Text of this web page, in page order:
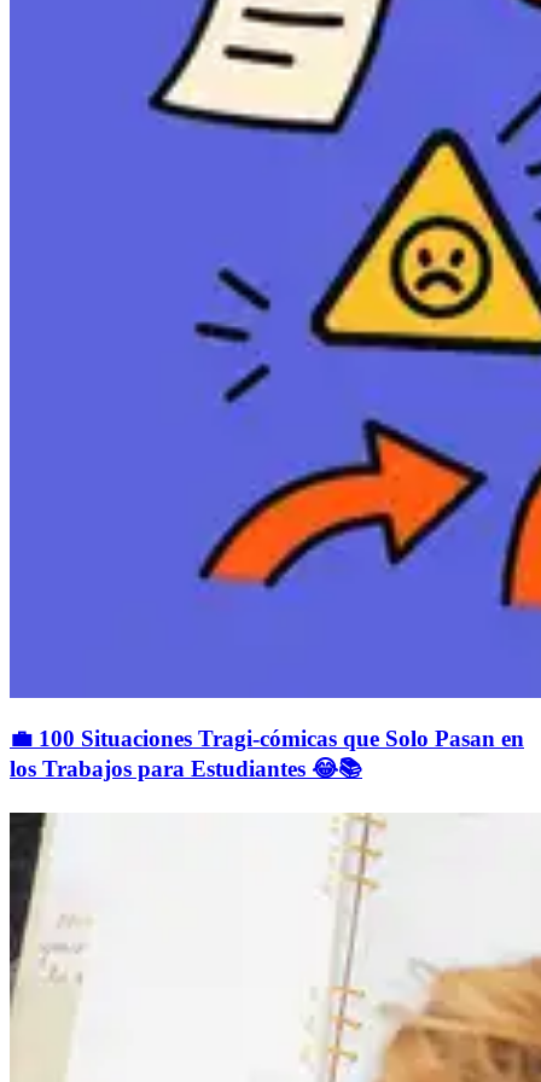
💼 100 Situaciones Tragi-cómicas que Solo Pasan en
los Trabajos para Estudiantes 😂📚